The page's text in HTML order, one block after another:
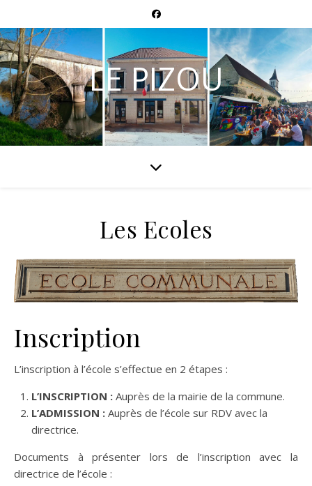
LE PIZOU
Les Ecoles
Inscription
L’inscription à l’école s’effectue en 2 étapes :
L’INSCRIPTION : Auprès de la mairie de la commune.
L’ADMISSION : Auprès de l’école sur RDV avec la
directrice.
Documents à présenter lors de l’inscription avec la
directrice de l’école :